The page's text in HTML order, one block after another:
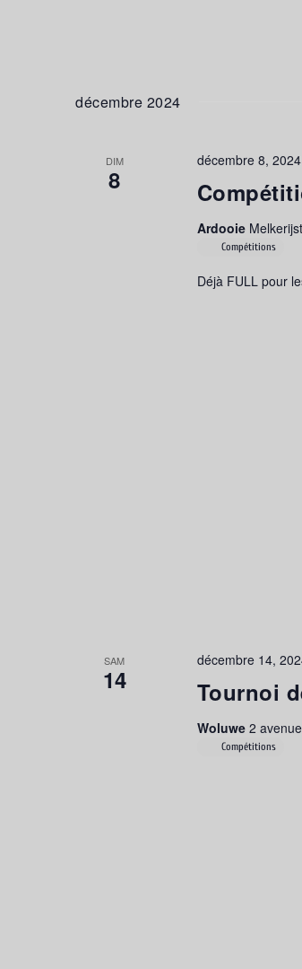
décembre 2024
DIM
8
décembre 8,
Ardooie
Compétitions
Déjà FULL pour
SAM
14 Tournoi
décembre 14,
Woluwe 2
Compétitions